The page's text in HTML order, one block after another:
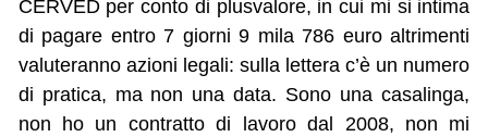
CERVED per conto di plusvalore, in cui mi si intima
di pagare entro 7 giorni 9 mila 786 euro altrimenti
valuteranno azioni legali: sulla lettera c’è un numero
di pratica, ma non una data. Sono una casalinga,
non ho un contratto di lavoro dal 2008, non mi